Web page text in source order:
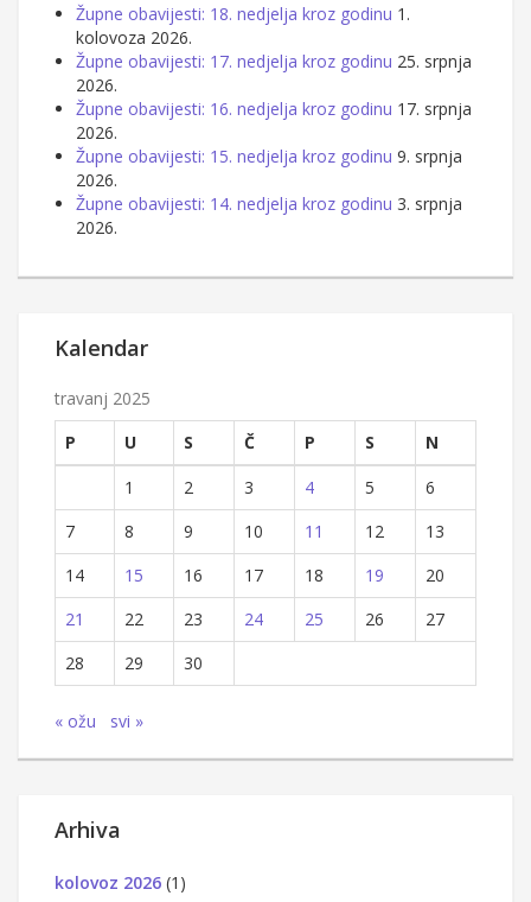
Župne obavijesti: 18. nedjelja kroz godinu 1.
kolovoza 2026.
Župne obavijesti: 17. nedjelja kroz godinu 25. srpnja
2026.
Župne obavijesti: 16. nedjelja kroz godinu 17. srpnja
2026.
Župne obavijesti: 15. nedjelja kroz godinu 9. srpnja
2026.
Župne obavijesti: 14. nedjelja kroz godinu 3. srpnja
2026.
Kalendar
travanj 2025
P
U S Č P S
N
1
2 3 4 5
6
7
8 9 10 11 12
13
14
15 16 17 18 19
20
21
22 23 24 25 26
27
28
29 30
« ožu svi »
Arhiva
kolovoz 2026 (1)